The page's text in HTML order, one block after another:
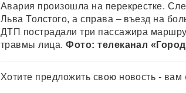
Авария произошла на перекрестке.
Льва Толстого, а справа – въезд на
ДТП пострадали три пассажира
травмы лица.Фото: телеканал
Хотите предложить свою новость - вам